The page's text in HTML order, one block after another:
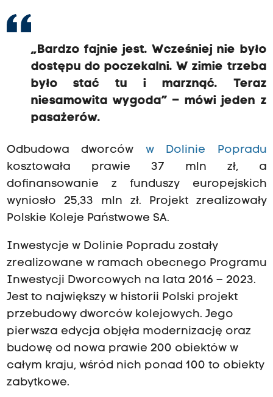
„Bardzo fajnie jest. Wcześniej nie było
dostępu do poczekalni. W zimie trzeba
było stać tu i marznąć. Teraz
niesamowita wygoda” – mówi jeden z
pasażerów.
Odbudowa dworców w Dolinie Popradu
kosztowała prawie 37 mln zł, a
dofinansowanie z funduszy europejskich
wyniosło 25,33 mln zł. Projekt zrealizowały
Polskie Koleje Państwowe SA.
Inwestycje w Dolinie Popradu zostały
zrealizowane w ramach obecnego Programu
Inwestycji Dworcowych na lata 2016 – 2023.
Jest to największy w historii Polski projekt
przebudowy dworców kolejowych. Jego
pierwsza edycja objęła modernizację oraz
budowę od nowa prawie 200 obiektów w
całym kraju, wśród nich ponad 100 to obiekty
zabytkowe.